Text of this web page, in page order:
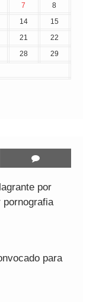
7
8
14
15
21
22
28
29
por
pornografia
para